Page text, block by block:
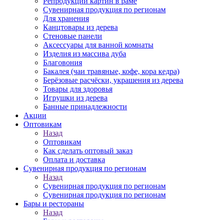
Сувенирная продукция по регионам
Для хранения
Канцтовары из дерева
Стеновые панели
Аксессуары для ванной комнаты
Изделия из массива дуба
Благовония
Бакалея (чаи травяные, кофе, кора кедра)
Берёзовые расчёски, украшения из дерева
Товары для здоровья
Игрушки из дерева
Банные принадлежности
Акции
Оптовикам
Назад
Оптовикам
Как сделать оптовый заказ
Оплата и доставка
Сувенирная продукция по регионам
Назад
Сувенирная продукция по регионам
Сувенирная продукция по регионам
Бары и рестораны
Назад